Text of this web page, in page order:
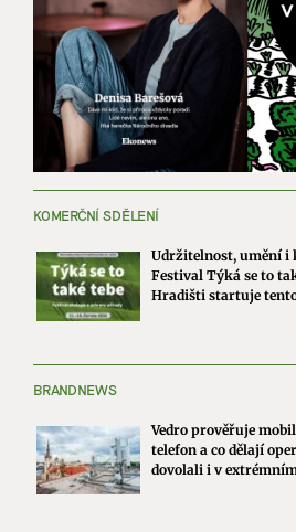
KOMERČNÍ SDĚLENÍ
Udržitelnost, umění
Festival Týká se to
Hradišti startuje
BRANDNEWS
Vedro prověřuje
telefon a co dělají
dovolali i v